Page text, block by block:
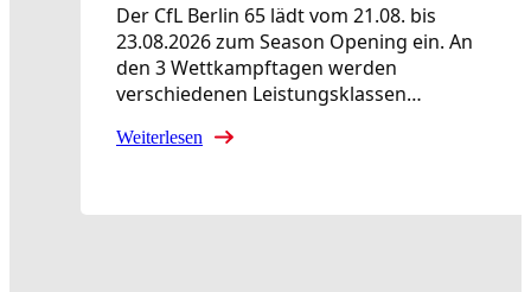
Der CfL Berlin 65 lädt vom 21.08. bis
23.08.2026 zum Season Opening ein. An
den 3 Wettkampftagen werden
verschiedenen Leistungsklassen…
Weiterlesen